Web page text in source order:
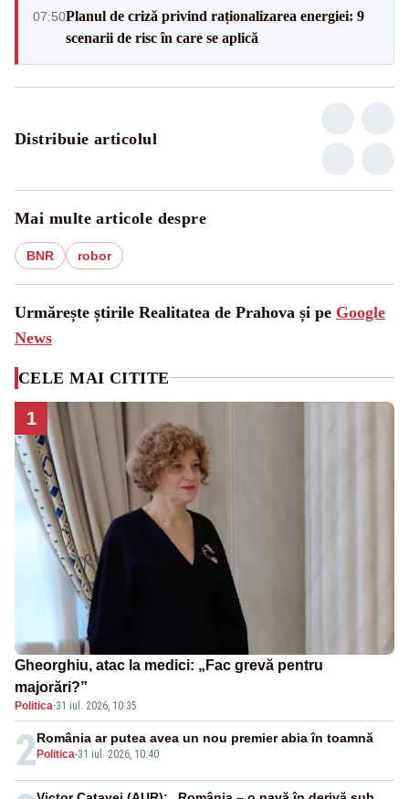
07:50Planul de criză privind raționalizarea energiei: 9
scenarii de risc în care se aplică
Distribuie articolul
Mai multe articole despre
BNR robor
Urmărește știrile Realitatea de Prahova și pe Google
News
CELE MAI CITITE
1
Gheorghiu, atac la medici: „Fac grevă pentru
majorări?”
Politica·31 iul. 2026, 10:35
2 Politica-31 iul. 2026, 10:40
România ar putea avea un nou premier abia în toamnă